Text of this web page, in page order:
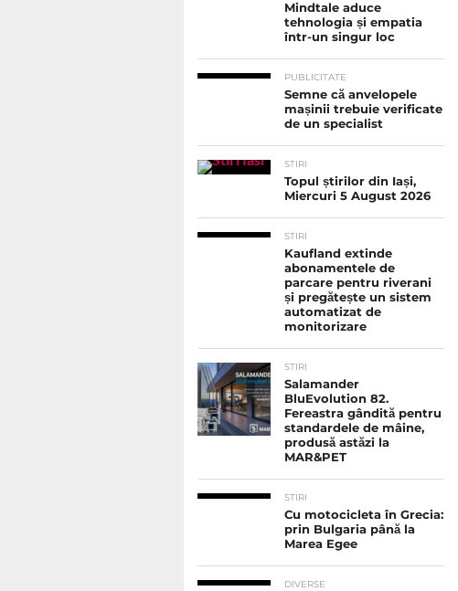
Mindtale aduce
tehnologia și empatia
într-un singur loc
PUBLICITATE
Semne că anvelopele
mașinii trebuie verificate
de un specialist
STIRI
Topul știrilor din Iași,
Miercuri 5 August 2026
STIRI
Kaufland extinde
abonamentele de
parcare pentru riverani
și pregătește un sistem
automatizat de
monitorizare
STIRI
Salamander
BluEvolution 82.
Fereastra gândită pentru
standardele de mâine,
produsă astăzi la
MAR&PET
STIRI
Cu motocicleta în Grecia:
prin Bulgaria până la
Marea Egee
DIVERSE